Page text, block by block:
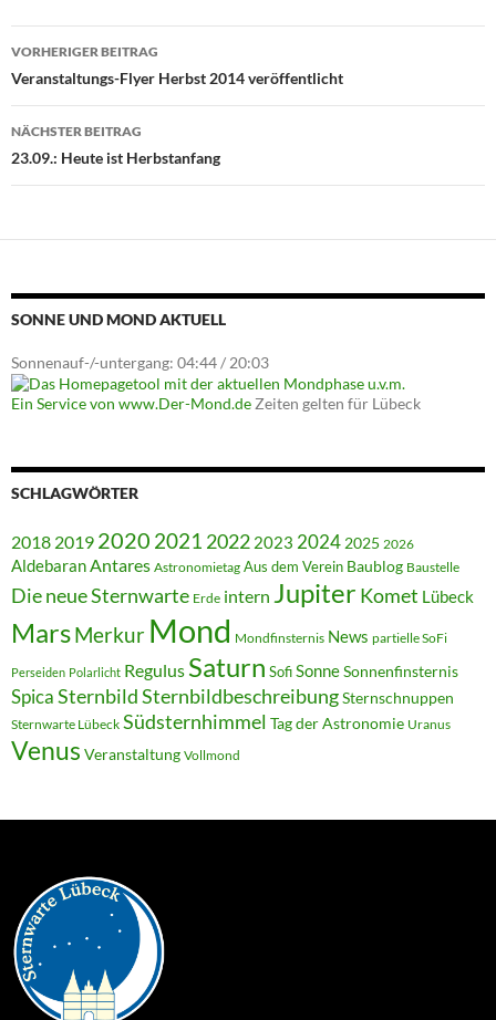
Beitragsnavigation
VORHERIGER BEITRAG
Veranstaltungs-Flyer Herbst 2014 veröffentlicht
NÄCHSTER BEITRAG
23.09.: Heute ist Herbstanfang
SONNE UND MOND AKTUELL
Sonnenauf-/-untergang: 04:44 / 20:03
Ein Service von www.Der-Mond.de Zeiten gelten für Lübeck
SCHLAGWÖRTER
2018 2019 2020 2021 2022 2023 2024 2025 2026
AldebaranAntares Astronomietag Aus dem Verein Baublog Baustelle
Die neue Sternwarte Erde intern Jupiter Komet Lübeck
MarsMerkur Mond Mondfinsternis News partielle SoFi
Perseiden Polarlicht Regulus Saturn SofiSonneSonnenfinsternis
Spica SternbildSternbildbeschreibungSternschnuppen
Sternwarte Lübeck Südsternhimmel Tag der Astronomie Uranus
Venus Veranstaltung Vollmond